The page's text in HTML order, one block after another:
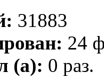
31883
24
(а): 0 раз.